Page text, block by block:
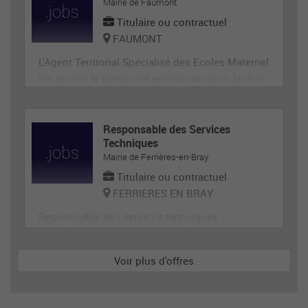
Titulaire ou contractuel
FAUMONT
L'Agent Territorial Spécialisé des Ecoles Maternel
ux et le matériel servant directement aux enfant
s. En tant que membre de la communauté éduca
tive, il p
Responsable des Services
Techniques
Mairie de Ferrières-en-Bray
Titulaire ou contractuel
FERRIERES EN BRAY
Voir plus d'offres